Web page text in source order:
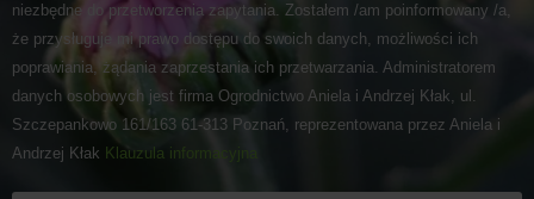
niezbędne do przetworzenia zapytania. Zostałem /am poinformowany /a,
że przysługuje mi prawo dostępu do swoich danych, możliwości ich
poprawiania, żądania zaprzestania ich przetwarzania. Administratorem
danych osobowych jest firma Ogrodnictwo Aniela i Andrzej Kłak, ul.
Szczepankowo 161/163 61-313 Poznań, reprezentowana przez Aniela i
Andrzej Kłak Klauzula informacyjna